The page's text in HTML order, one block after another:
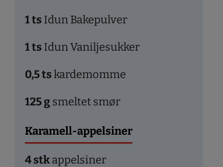
1ts Idun Bakepulver
1ts Idun Vaniljesukker
0,5tskardemomme
125g smeltet smør
Karamell-appelsiner
4stkappelsiner